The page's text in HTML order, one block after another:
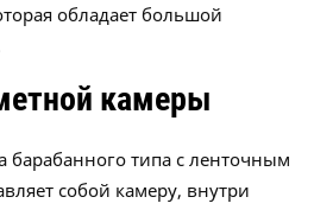
обладает большой
камеры
барабанного типа с ленточным
собой камеру, внутри